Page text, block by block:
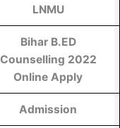
LNMU
Bihar B.ED
Counselling 2022
Online Apply
Admission